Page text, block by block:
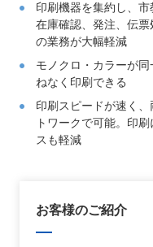
印刷機器を集約し、
在庫確認、発注、伝
の業務が大幅軽減
モノクロ・カラーが
ねなく印刷できる
印刷スピードが速く
トワークで可能。印
スも軽減
お客様のご紹介